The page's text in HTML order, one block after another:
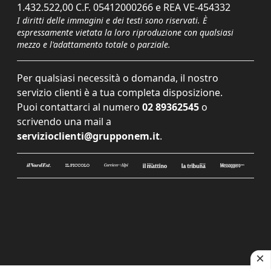
1.432.522,00 C.F. 05412000266 e REA VE-454332
I diritti delle immagini e dei testi sono riservati. È
espressamente vietata la loro riproduzione con qualsiasi
mezzo e l'adattamento totale o parziale.
Per qualsiasi necessità o domanda, il nostro
servizio clienti è a tua completa disposizione.
Puoi contattarci al numero 02 89362545 o
scrivendo una mail a
servizioclienti@grupponem.it.